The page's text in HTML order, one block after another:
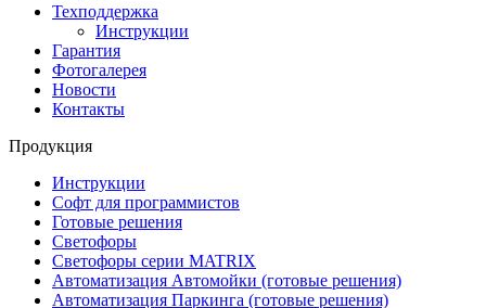
Техподдержка
Инструкции
Гарантия
Фотогалерея
Новости
Контакты
Продукция
Инструкции
Софт для программистов
Готовые решения
Светофоры
Светофоры серии MATRIX
Автоматизация Автомойки (готовые решения)
Автоматизация Паркинга (готовые решения)